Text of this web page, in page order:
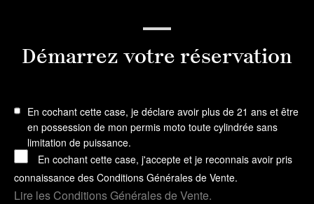
Démarrez votre réservation
En cochant cette case, je déclare avoir plus de 21 ans et être
en possession de mon permis moto toute cylindrée sans
limitation de puissance.
En cochant cette case, j'accepte et je reconnais avoir pris
connaissance des Conditions Générales de Vente.
Lire les Conditions Générales de Vente.